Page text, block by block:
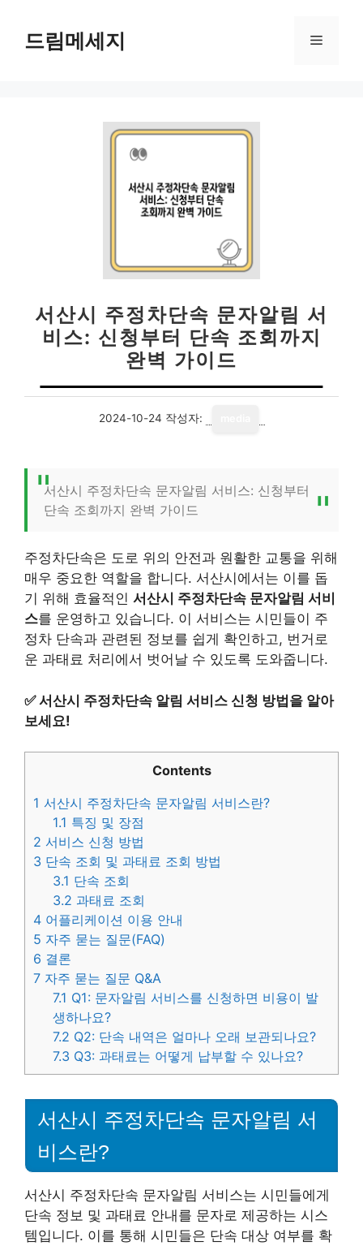
드림메세지 메
서산시 주정차단속 문자알림 서
비스: 신청부터 단속 조회까지
완벽 가이드
2024-10-24 작성자:
서산시 주정차단속 문자알림 서비스: 신청부터
단속 조회까지 완벽 가이드
주정차단속은 도로 위의 안전과 원활한 교통을 위해
매우 중요한 역할을 합니다. 서산시에서는 이를 돕
기 위해 효율적인 서산시 주정차단속 문자알림 서비
스를 운영하고 있습니다. 이 서비스는 시민들이 주
정차 단속과 관련된 정보를 쉽게 확인하고, 번거로
운 과태료 처리에서 벗어날 수 있도록 도와줍니다.
✅서산시 주정차단속 알림 서비스 신청 방법을 알아
보세요!
Contents
1 서산시 주정차단속 문자알림 서비스란?
1.1 특징 및 장점
2 서비스 신청 방법
3 단속 조회 및 과태료 조회 방법
3.1 단속 조회
3.2 과태료 조회
4 어플리케이션 이용 안내
5 자주 묻는 질문(FAQ)
6 결론
7 자주 묻는 질문 Q&A
7.1 Q1: 문자알림 서비스를 신청하면 비용이 발
생하나요?
7.2 Q2: 단속 내역은 얼마나 오래 보관되나요?
7.3 Q3: 과태료는 어떻게 납부할 수 있나요?
서산시 주정차단속 문자알림 서
비스란?
서산시 주정차단속 문자알림 서비스는 시민들에게
단속 정보 및 과태료 안내를 문자로 제공하는 시스
템입니다. 이를 통해 시민들은 단속 대상 여부를 확